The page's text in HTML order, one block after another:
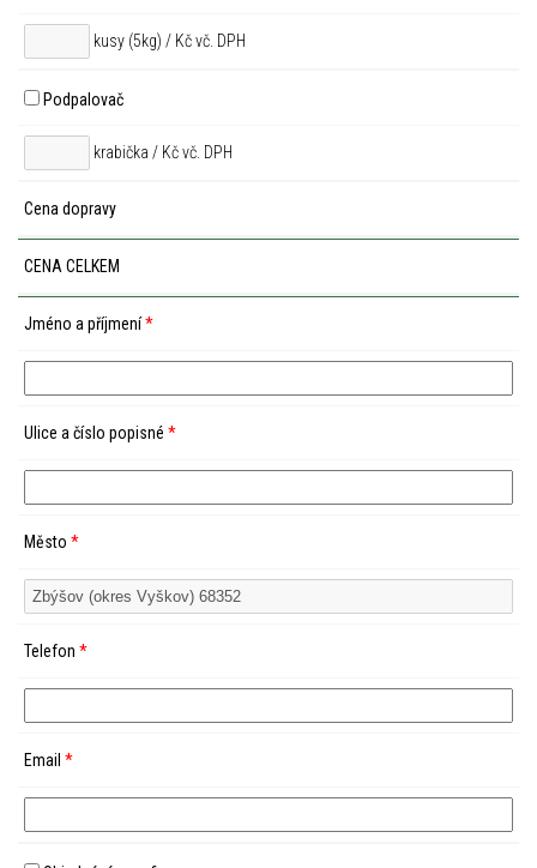
kusy (5kg) / Kč vč. DPH
Podpalovač
krabička / Kč vč. DPH
Cena dopravy
CENA CELKEM
Jméno a příjmení*
Ulice a číslo popisné *
Město *
Telefon *
Email *